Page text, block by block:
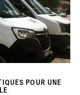
POUR UNE